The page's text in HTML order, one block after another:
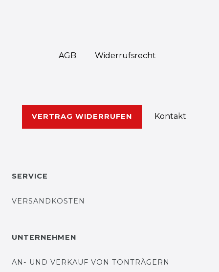
AGB Widerrufs­recht
VERTRAG WIDERRUFEN Kontakt
SERVICE
VERSANDKOSTEN
UNTERNEHMEN
AN- UND VERKAUF VON TONTRÄGERN